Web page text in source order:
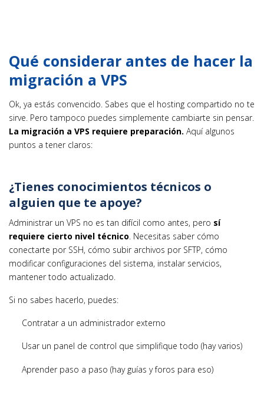
Qué considerar antes de hacer la
migración a VPS
Ok, ya estás convencido. Sabes que el hosting compartido no te
sirve. Pero tampoco puedes simplemente cambiarte sin pensar.
La migración a VPS requiere preparación. Aquí algunos
puntos a tener claros:
¿Tienes conocimientos técnicos o
alguien que te apoye?
Administrar un VPS no es tan difícil como antes, pero sí
requiere cierto nivel técnico. Necesitas saber cómo
conectarte por SSH, cómo subir archivos por SFTP, cómo
modificar configuraciones del sistema, instalar servicios,
mantener todo actualizado.
Si no sabes hacerlo, puedes:
Contratar a un administrador externo
Usar un panel de control que simplifique todo (hay varios)
Aprender paso a paso (hay guías y foros para eso)